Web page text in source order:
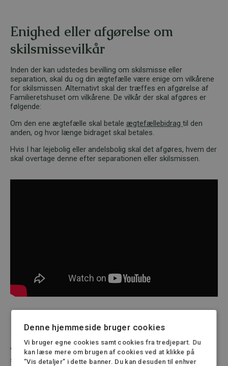
Enighed eller afgørelse om
skilsmissevilkår
Inden der kan udstedes bevilling om skilsmisse eller
separation, skal du og din ægtefælle være enige om vilkårene
for skilsmissen. Alternativt skal der træffes en afgørelse af
Familieretshuset om vilkårene. De vilkår der skal afgøres er
følgende:
Om den ene ægtefælle skal betale ægtefællebidrag til den
anden, og hvor længe bidraget skal betales.
Hvis I har lejebolig eller andelsbolig skal det afgøres, hvem der
skal overtage denne efter separationen eller skilsmissen.
Få hjælp af en erfaren advokat
Vi kan hjælpe dig med, at skabe et overblik over processen i
skilsmisse eller separationssagen, og rådgive dig om dit valg
Denne hjemmeside bruger cookies
Vi bruger egne cookies samt cookies fra tredjepart. Du
kan læse mere om brugen af cookies ved at klikke på
”Vis detaljer” i dette banner. Du kan desuden til enhver